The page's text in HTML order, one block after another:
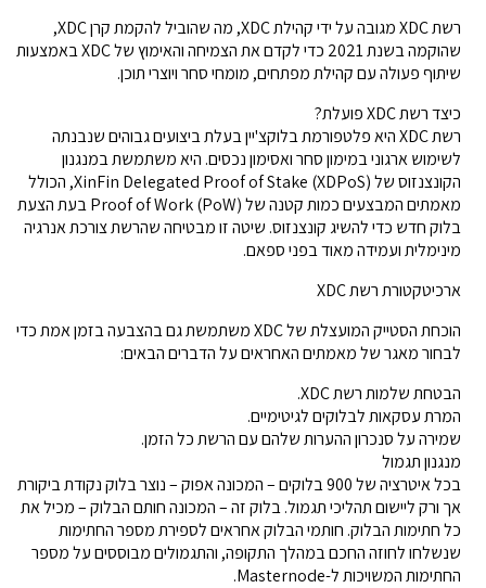
רשת XDC מגובה על ידי קהילת XDC, מה שהוביל להקמת קרן XDC,
שהוקמה בשנת 2021 כדי לקדם את הצמיחה והאימוץ של XDC באמצעות
שיתוף פעולה עם קהילת מפתחים, מומחי סחר ויוצרי תוכן.
כיצד רשת XDC פועלת?
רשת XDC היא פלטפורמת בלוקצ'יין בעלת ביצועים גבוהים שנבנתה
לשימוש ארגוני במימון סחר ואסימון נכסים. היא משתמשת במנגנון
הקונצנזוס של XinFin Delegated Proof of Stake (XDPoS), הכולל
מאמתים המבצעים כמות קטנה של Proof of Work (PoW) בעת הצעת
בלוק חדש כדי להשיג קונצנזוס. שיטה זו מבטיחה שהרשת צורכת אנרגיה
מינימלית ועמידה מאוד בפני ספאם.
ארכיטקטורת רשת XDC
הוכחת הסטייק המועצלת של XDC משתמשת גם בהצבעה בזמן אמת כדי
לבחור מאגר של מאמתים האחראים על הדברים הבאים:
הבטחת שלמות רשת XDC.
המרת עסקאות לבלוקים לגיטימיים.
שמירה על סנכרון ההערות שלהם עם הרשת כל הזמן.
מנגנון תגמול
בכל איטרציה של 900 בלוקים – המכונה אפוק – נוצר בלוק נקודת ביקורת
אך ורק ליישום תהליכי תגמול. בלוק זה – המכונה חותם הבלוק – מכיל את
כל חתימות הבלוק. חותמי הבלוק אחראים לספירת מספר החתימות
שנשלחו לחוזה החכם במהלך התקופה, והתגמולים מבוססים על מספר
החתימות המשויכות ל-Masternode.